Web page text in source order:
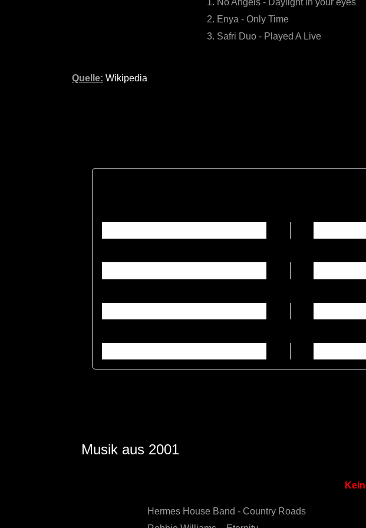
1. No Angels - Daylight in your eyes
2. Enya - Only Time
3. Safri Duo - Played A Live
Quelle: Wikipedia
Musik aus 2001
Hermes House Band - Country Roads